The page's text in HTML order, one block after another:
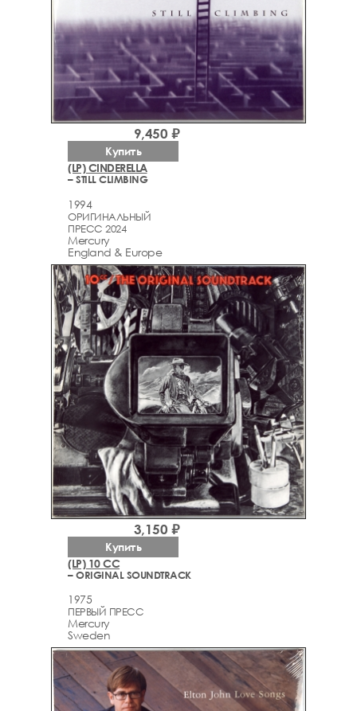
(LP) CINDERELLA
– STILL CLIMBING
1994
ОРИГИНАЛЬНЫЙ
ПРЕСС 2024
Mercury
England & Europe
9,450 ₽
Купить
(LP) 10 CC
– ORIGINAL SOUNDTRACK
1975
ПЕРВЫЙ ПРЕСС
Mercury
Sweden
3,150 ₽
Купить